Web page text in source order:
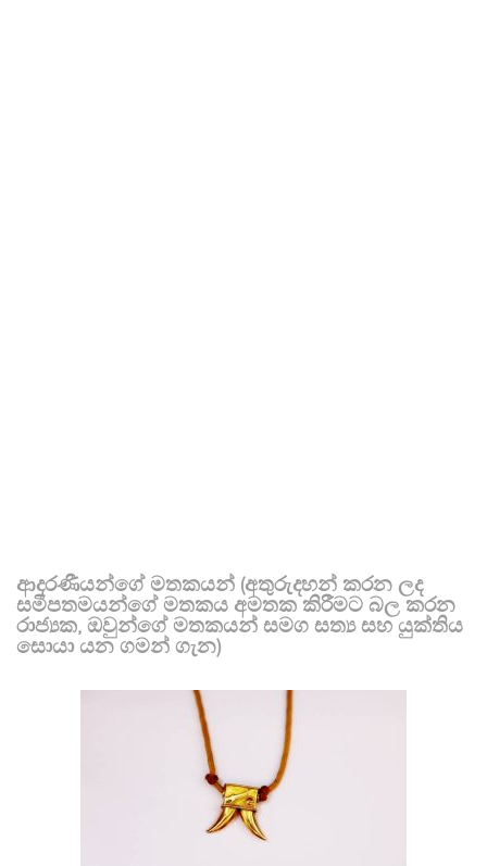
ආදරණීයන්ගේ මතකයන් (අතුරුදහන් කරන ලද
සමීපතමයන්ගේ මතකය අමතක කිරීමට බල කරන
රාජ්‍යක, ඔවුන්ගේ මතකයන් සමග සත්‍ය සහ යුක්තිය
සොයා යන ගමන් ගැන)